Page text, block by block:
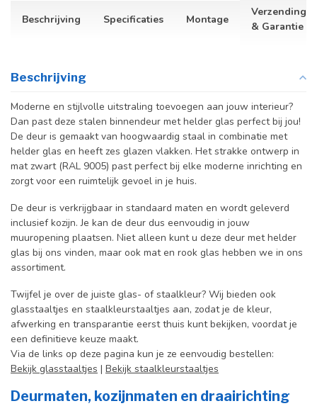
Beschrijving Specificaties Montage
Verzending
& Garantie
Beschrijving
Moderne en stijlvolle uitstraling toevoegen aan jouw interieur?
Dan past deze stalen binnendeur met helder glas perfect bij jou!
De deur is gemaakt van hoogwaardig staal in combinatie met
helder glas en heeft zes glazen vlakken. Het strakke ontwerp in
mat zwart (RAL 9005) past perfect bij elke moderne inrichting en
zorgt voor een ruimtelijk gevoel in je huis.
De deur is verkrijgbaar in standaard maten en wordt geleverd
inclusief kozijn. Je kan de deur dus eenvoudig in jouw
muuropening plaatsen. Niet alleen kunt u deze deur met helder
glas bij ons vinden, maar ook mat en rook glas hebben we in ons
assortiment.
Twijfel je over de juiste glas- of staalkleur? Wij bieden ook
glasstaaltjes en staalkleurstaaltjes aan, zodat je de kleur,
afwerking en transparantie eerst thuis kunt bekijken, voordat je
een definitieve keuze maakt.
Via de links op deze pagina kun je ze eenvoudig bestellen:
Bekijk glasstaaltjes | Bekijk staalkleurstaaltjes
Deurmaten, kozijnmaten en draairichting